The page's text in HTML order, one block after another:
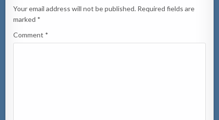
Your email address will not be published. Required fields are
marked *
Comment *